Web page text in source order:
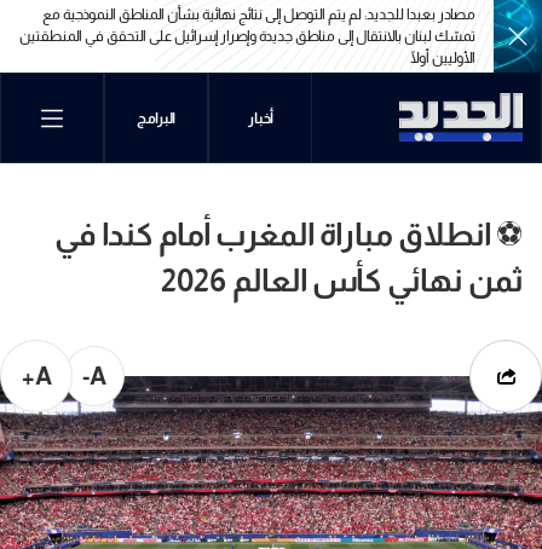
المناطق النموذجية مع
على التحقق في المنطقتين
على التحقق في المنطقتين
مصادر بعبدا للجديد: جرى بحث اتفاق أمني جديد ينظّم الوضع على
القانونية سواء عبر الأمم المتحدة أو الولايات المتحدة
القانونية سواء عبر الأمم المتحدة أو الولايات المتحدة
أخبار البرامج
⚽ انطلاق مباراة المغرب أمام كندا في
ثمن نهائي كأس العالم 2026
A-
A+